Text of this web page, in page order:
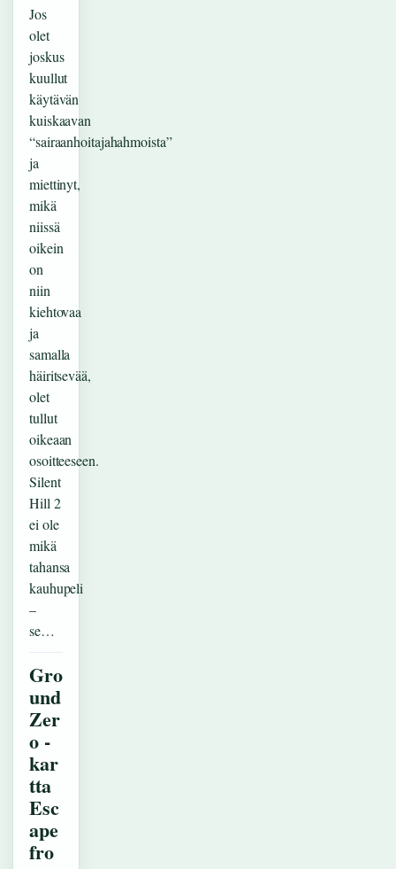
Jos
olet
joskus
kuullut
käytävän
kuiskaavan
“sairaanhoitajahahmoista”
ja
miettinyt,
mikä
niissä
oikein
on
niin
kiehtovaa
ja
samalla
häiritsevää,
olet
tullut
oikeaan
osoitteeseen.
Silent
Hill 2
ei ole
mikä
tahansa
kauhupeli
–
se…
Gro
und
Zer
o -
kar
tta
Esc
ape
fro